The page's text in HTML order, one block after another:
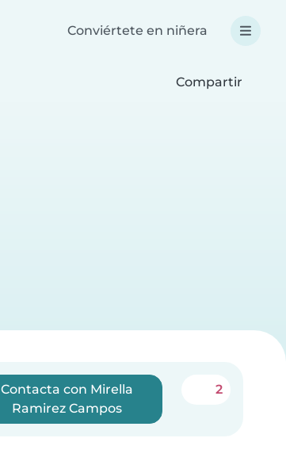
Conviértete en niñera
Compartir
Contacta con Mirella
Ramirez Campos
2